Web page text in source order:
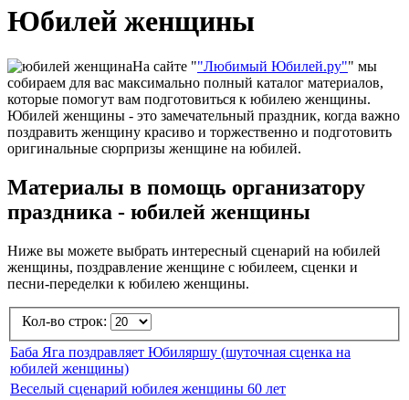
Юбилей женщины
На сайте ""Любимый Юбилей.ру"" мы
собираем для вас максимально полный каталог материалов,
которые помогут вам подготовиться к юбилею женщины.
Юбилей женщины - это замечательный праздник, когда важно
поздравить женщину красиво и торжественно и подготовить
оригинальные сюрпризы женщине на юбилей.
Материалы в помощь организатору
праздника - юбилей женщины
Ниже вы можете выбрать интересный сценарий на юбилей
женщины, поздравление женщине с юбилеем, сценки и
песни-переделки к юбилею женщины.
Кол-во строк:
Баба Яга поздравляет Юбиляршу (шуточная сценка на
юбилей женщины)
Веселый сценарий юбилея женщины 60 лет